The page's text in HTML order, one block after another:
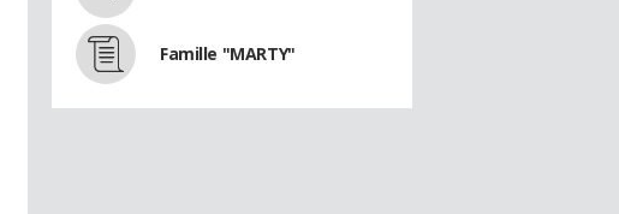
Famille "MARTY"